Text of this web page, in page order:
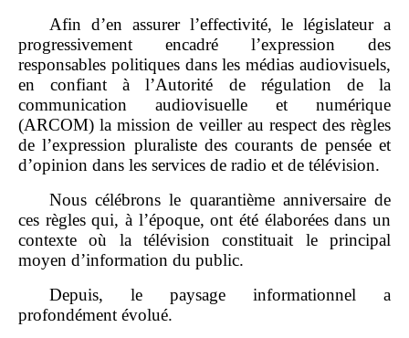
Afin d’en assurer l’effectivité, le législateur a
progressivement encadré l’expression des
responsables politiques dans les médias audiovisuels,
en confiant à l’Autorité de régulation de la
communication audiovisuelle et numérique
(ARCOM) la mission de veiller au respect des règles
de l’expression pluraliste des courants de pensée et
d’opinion dans les services de radio et de télévision.
Nous célébrons le quarantième anniversaire de
ces règles qui, à l’époque, ont été élaborées dans un
contexte où la télévision constituait le principal
moyen d’information du public.
Depuis, le paysage informationnel a
profondément évolué.